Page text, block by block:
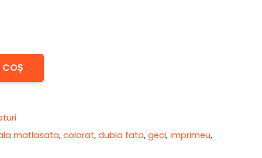
matlasata, colorat, dubla fata, geci, imprimeu,